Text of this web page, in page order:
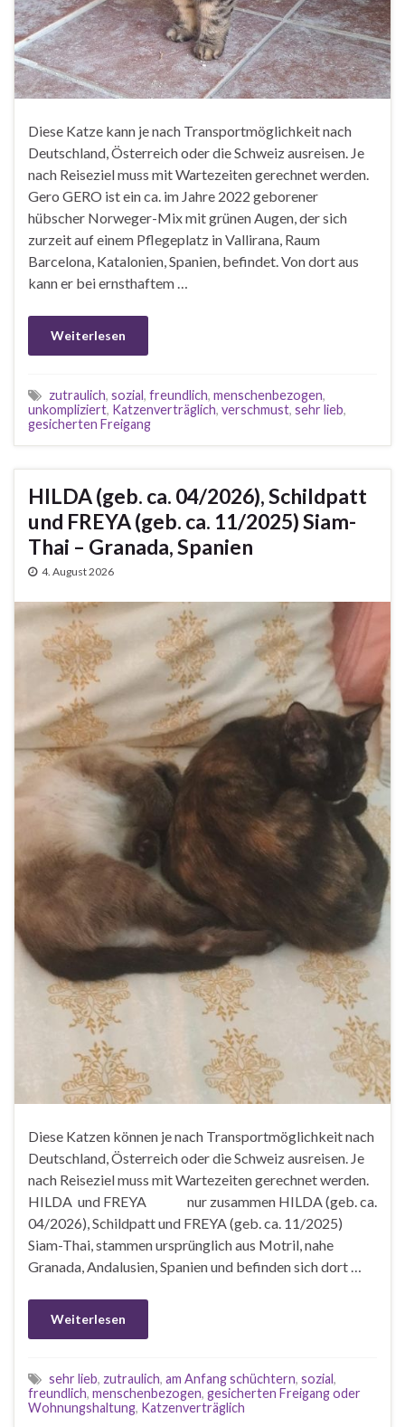
Diese Katze kann je nach Transportmöglichkeit nach
Deutschland, Österreich oder die Schweiz ausreisen. Je
nach Reiseziel muss mit Wartezeiten gerechnet werden.
Gero GERO ist ein ca. im Jahre 2022 geborener
hübscher Norweger-Mix mit grünen Augen, der sich
zurzeit auf einem Pflegeplatz in Vallirana, Raum
Barcelona, Katalonien, Spanien, befindet. Von dort aus
kann er bei ernsthaftem …
Weiterlesen
zutraulich, sozial, freundlich, menschenbezogen,
unkompliziert, Katzenverträglich, verschmust, sehr lieb,
gesicherten Freigang
HILDA (geb. ca. 04/2026), Schildpatt
und FREYA (geb. ca. 11/2025) Siam-
Thai – Granada, Spanien
4. August 2026
Diese Katzen können je nach Transportmöglichkeit nach
Deutschland, Österreich oder die Schweiz ausreisen. Je
nach Reiseziel muss mit Wartezeiten gerechnet werden.
HILDA und FREYA nur zusammen HILDA (geb. ca.
04/2026), Schildpatt und FREYA (geb. ca. 11/2025)
Siam-Thai, stammen ursprünglich aus Motril, nahe
Granada, Andalusien, Spanien und befinden sich dort …
Weiterlesen
sehr lieb, zutraulich, am Anfang schüchtern, sozial,
freundlich, menschenbezogen, gesicherten Freigang oder
Wohnungshaltung, Katzenverträglich